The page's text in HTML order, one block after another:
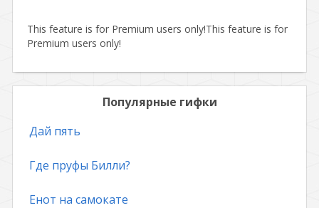
This feature is for Premium users only!This feature is for
Premium users only!
Популярные гифки
Дай пять
Где пруфы Билли?
Енот на самокате